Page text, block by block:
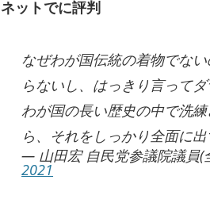
ネットでに評判
なぜわが国伝統の着物でな
らないし、はっきり言ってダ
わが国の長い歴史の中で洗
ら、それをしっかり全面に
— 山田宏 自民党参議院議員(
2021